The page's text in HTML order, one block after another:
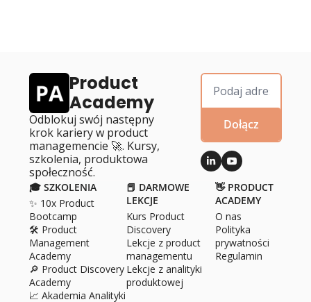
Product
Academy
Odblokuj swój następny
krok kariery w product
managemencie 🚀. Kursy,
szkolenia, produktowa
społeczność.
Dołącz
🎓 SZKOLENIA
✨ 10x Product
Bootcamp
🛠️ Product
Management
Academy
🔎 Product Discovery
Academy
📈 Akademia Analityki
📕 DARMOWE
LEKCJE
Kurs Product
Discovery
Lekcje z product
managementu
Lekcje z analityki
produktowej
👋 PRODUCT
ACADEMY
O nas
Polityka
prywatności
Regulamin